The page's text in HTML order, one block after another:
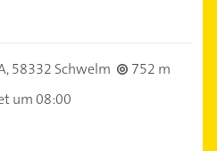
58332 Schwelm
752 m
um 08:00